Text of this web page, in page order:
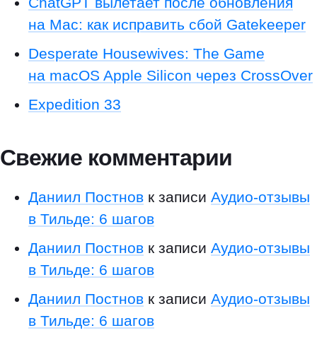
ь
м
г
о
о
н
з
на Mac: как исправить сбой Gatekeeper
Desperate Housewives: The Game
на macOS Apple Silicon через CrossOver
Expedition 33
Свежие комментарии
Даниил Постнов к записи Аудио-отзывы
в Тильде: 6 шагов
Даниил Постнов к записи Аудио-отзывы
в Тильде: 6 шагов
Даниил Постнов к записи Аудио-отзывы
в Тильде: 6 шагов